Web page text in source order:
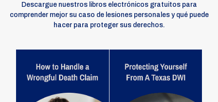
Descargue nuestros libros electrónicos gratuitos para
comprender mejor su caso de lesiones personales y qué puede
hacer para proteger sus derechos.